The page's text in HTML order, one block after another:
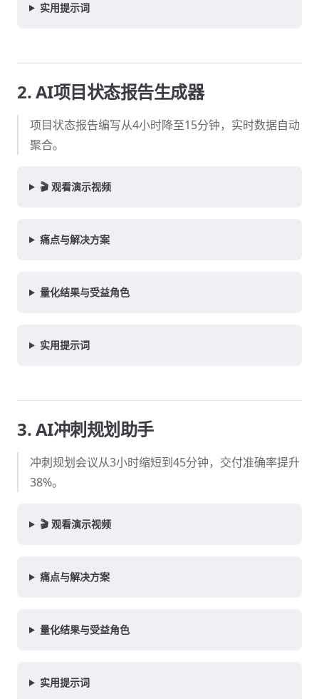
实用提示词
2. AI项目状态报告生成器
项目状态报告编写从4小时降至15分钟，实时数据自动
聚合。
🎬 观看演示视频
痛点与解决方案
量化结果与受益角色
实用提示词
3. AI冲刺规划助手
冲刺规划会议从3小时缩短到45分钟，交付准确率提升
38%。
🎬 观看演示视频
痛点与解决方案
量化结果与受益角色
实用提示词